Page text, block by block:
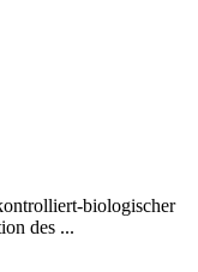
biologischer
des ...